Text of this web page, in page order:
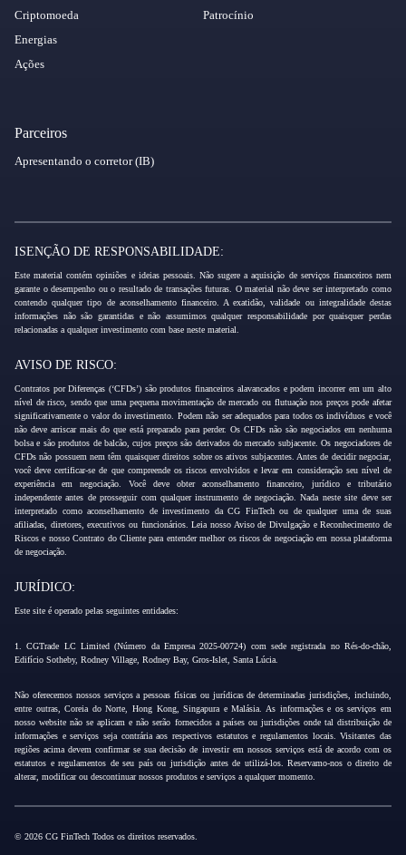
Criptomoeda
Energias
Ações
Patrocínio
Parceiros
Apresentando o corretor (IB)
ISENÇÃO DE RESPONSABILIDADE:
Este material contém opiniões e ideias pessoais. Não sugere a aquisição de serviços financeiros nem
garante o desempenho ou o resultado de transações futuras. O material não deve ser interpretado como
contendo qualquer tipo de aconselhamento financeiro. A exatidão, validade ou integralidade destas
informações não são garantidas e não assumimos qualquer responsabilidade por quaisquer perdas
relacionadas a qualquer investimento com base neste material.
AVISO DE RISCO:
Contratos por Diferenças (‘CFDs’) são produtos financeiros alavancados e podem incorrer em um alto
nível de risco, sendo que uma pequena movimentação de mercado ou flutuação nos preços pode afetar
significativamente o valor do investimento. Podem não ser adequados para todos os indivíduos e você
não deve arriscar mais do que está preparado para perder. Os CFDs não são negociados em nenhuma
bolsa e são produtos de balcão, cujos preços são derivados do mercado subjacente. Os negociadores de
CFDs não possuem nem têm quaisquer direitos sobre os ativos subjacentes. Antes de decidir negociar,
você deve certificar-se de que compreende os riscos envolvidos e levar em consideração seu nível de
experiência em negociação. Você deve obter aconselhamento financeiro, jurídico e tributário
independente antes de prosseguir com qualquer instrumento de negociação. Nada neste site deve ser
interpretado como aconselhamento de investimento da CG FinTech ou de qualquer uma de suas
afiliadas, diretores, executivos ou funcionários. Leia nosso Aviso de Divulgação e Reconhecimento de
Riscos e nosso Contrato do Cliente para entender melhor os riscos de negociação em nossa plataforma
de negociação.
JURÍDICO:
Este site é operado pelas seguintes entidades:
1. CGTrade LC Limited (Número da Empresa 2025-00724) com sede registrada no Rés-do-chão,
Edifício Sotheby, Rodney Village, Rodney Bay, Gros-Islet, Santa Lúcia.
Não oferecemos nossos serviços a pessoas físicas ou jurídicas de determinadas jurisdições, incluindo,
entre outras, Coreia do Norte, Hong Kong, Singapura e Malásia. As informações e os serviços em
nosso website não se aplicam e não serão fornecidos a países ou jurisdições onde tal distribuição de
informações e serviços seja contrária aos respectivos estatutos e regulamentos locais. Visitantes das
regiões acima devem confirmar se sua decisão de investir em nossos serviços está de acordo com os
estatutos e regulamentos de seu país ou jurisdição antes de utilizá-los. Reservamo-nos o direito de
alterar, modificar ou descontinuar nossos produtos e serviços a qualquer momento.
© 2026 CG FinTech Todos os direitos reservados.